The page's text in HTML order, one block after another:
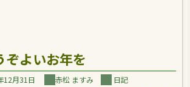
ぞよいお年を
12月31日 赤松 ますみ
日記